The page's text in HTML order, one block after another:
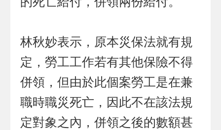
林秋妙表示，原本災保法就有規
定，勞工工作若有其他保險不得
併領，但由於此個案勞工是在兼
職時職災死亡，因此不在該法規
定對象之內，併領之後的數額甚